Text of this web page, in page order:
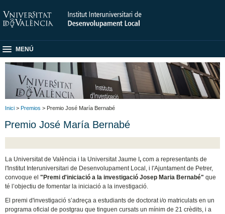
MENÚ
Inici > Premios > Premio José María Bernabé
Premio José María Bernabé
La Universitat de València i la Universitat Jaume I,com a representants de
l'lnstitut Interuniversitari de Desenvolupament Local, i l'Ajuntament de Petrer,
convoque el"Premi d'iniciació ala investigació Josep Maria Bernabé" que
té l’objectiu de fomentar la iniciació a la investigació.
El premi d'investigació s’adreça a estudiants de doctorat i/o matriculats en un
programa oficial de postgrau que tinguen cursats un mínim de 21 crèdits, i a